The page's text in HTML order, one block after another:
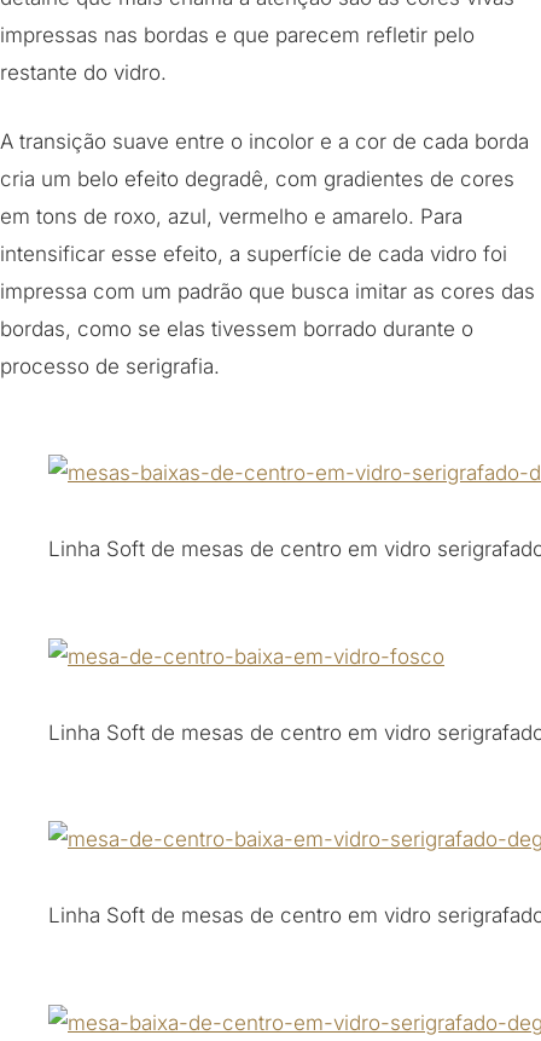
impressas nas bordas e que parecem refletir pelo
restante do vidro.
A transição suave entre o incolor e a cor de cada borda
cria um belo efeito degradê, com gradientes de cores
em tons de roxo, azul, vermelho e amarelo. Para
intensificar esse efeito, a superfície de cada vidro foi
impressa com um padrão que busca imitar as cores das
bordas, como se elas tivessem borrado durante o
processo de serigrafia.
Linha Soft de mesas de centro em vidro
Linha Soft de mesas de centro em vidro
Linha Soft de mesas de centro em vidro